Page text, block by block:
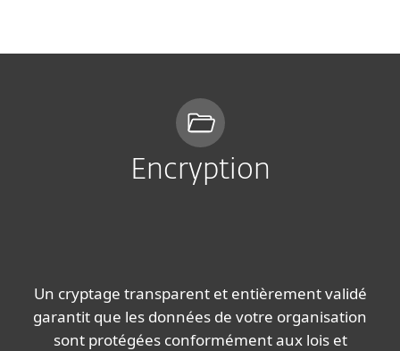
Encryption
Un cryptage transparent et entièrement validé
garantit que les données de votre organisation
sont protégées conformément aux lois et